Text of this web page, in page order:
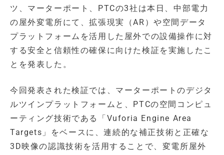
ツ、マーターポート、PTCの3社は本日、中部電力
の屋外変電所にて、拡張現実（AR）や空間データ
プラットフォームを活用した屋外での設備操作に対
する安全と信頼性の確保に向けた検証を実施したこ
とを発表した。
今回発表された検証では、マーターポートのデジタ
ルツインプラットフォームと、PTCの空間コンピュ
ーティング技術である「Vuforia Engine Area
Targets」をベースに、連続的な補正技術と正確な
3D映像の認識技術を活用することで、変電所屋外